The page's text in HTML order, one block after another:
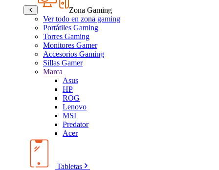
Zona Gaming
Ver todo en zona gaming
Portátiles Gaming
Torres Gaming
Monitores Gamer
Accesorios Gaming
Sillas Gamer
Marca
Asus
HP
ROG
Lenovo
MSI
Predator
Acer
Tabletas